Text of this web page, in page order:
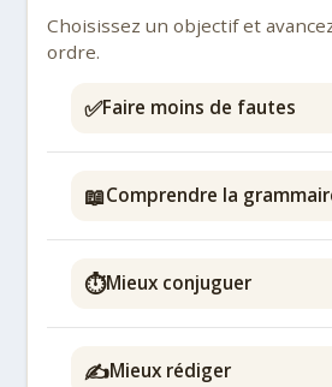
Choisissez un objectif et
ordre.
✅Faire moins de fautes
📖Comprendre la
⏱️Mieux conjuguer
✍️Mieux rédiger